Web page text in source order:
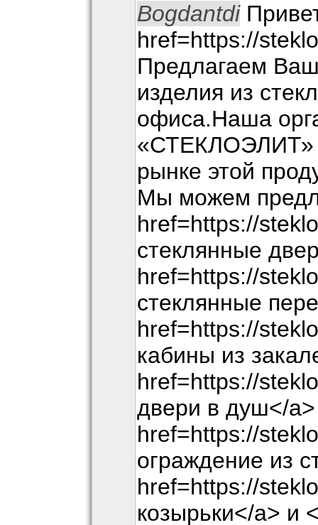
Bogdantdi
href=https://
Предлагаем
изделия из
офиса.Наша
«СТЕКЛОЭЛИТ»
рынке этой
Мы можем
href=https://
стеклянные
href=https://
стеклянные
href=https://
кабины из
href=https://
двери в душ</
href=https://
ограждение из
href=https://
козырьки</a> и